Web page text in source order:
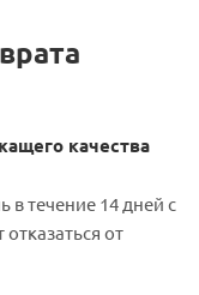
качества
в течение 14 дней с
от